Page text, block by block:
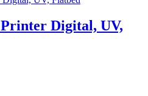
Digital, UV,